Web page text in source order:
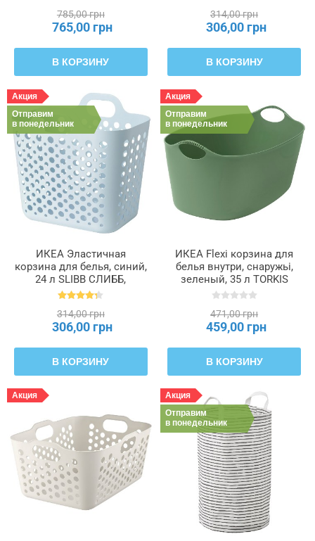
785,00 грн
765,00 грн
В КОРЗИНУ
314,00 грн
306,00 грн
В КОРЗИНУ
Акция
Отправим
в понедельник
ИКЕА Эластичная
корзина для белья, синий,
24 л SLIBB СЛИББ,
305.677.65
314,00 грн
306,00 грн
В КОРЗИНУ
Акция
Отправим
в понедельник
ИКЕА Flexi корзина для
белья внутри, снаружьі,
зеленый, 35 л TORKIS
ТОРКИС, 205.791.65
471,00 грн
459,00 грн
В КОРЗИНУ
Акция
Акция
Отправим
в понедельник